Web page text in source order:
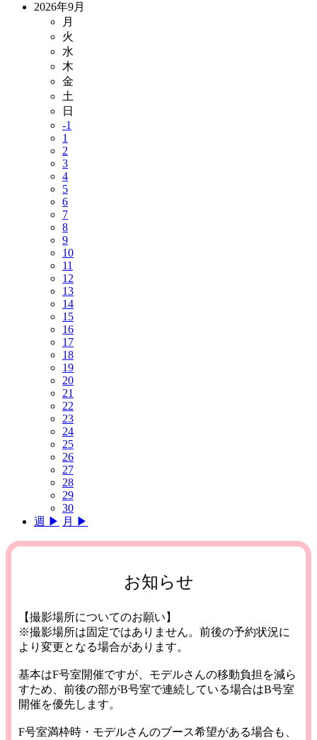
2026年9月
月
火
水
木
金
土
日
-1
1
2
3
4
5
6
7
8
9
10
11
12
13
14
15
16
17
18
19
20
21
22
23
24
25
26
27
28
29
30
週 ▶︎ 月 ▶︎
お知らせ
【撮影場所についてのお願い】
※撮影場所は固定ではありません。前後の予約状況に
より変更となる場合があります。
基本はF号室開催ですが、モデルさんの移動負担を減ら
すため、前後の部がB号室で連続している場合はB号室
開催を優先します。
F号室満枠時・モデルさんのブース希望がある場合も、